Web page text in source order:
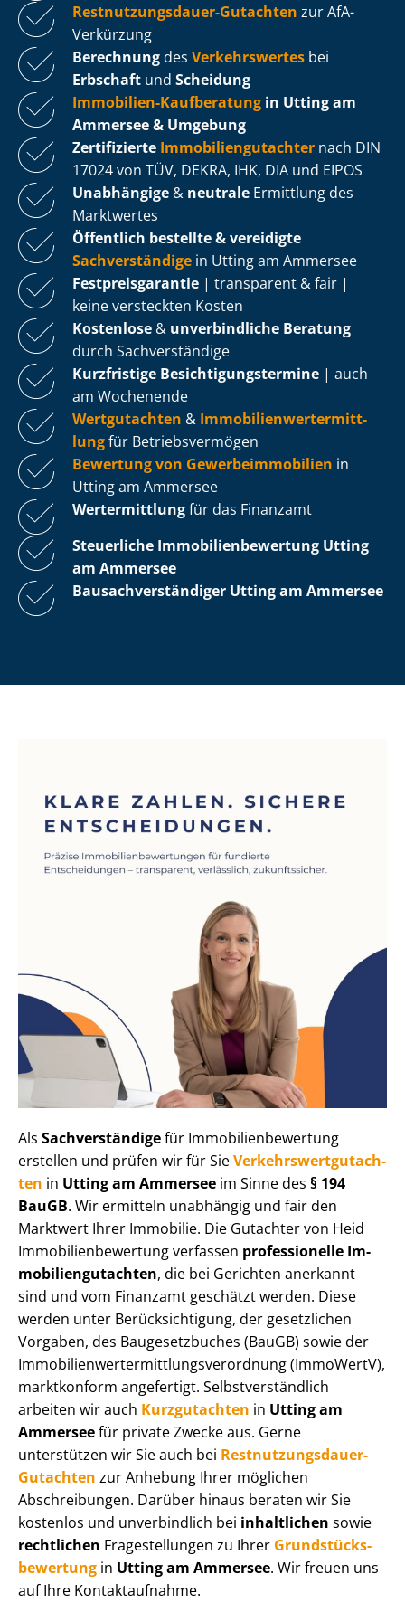
Rest­nut­zungs­dau­er-Gutachten zur AfA-
Verkürzung
Berechnung des Verkehrswertes bei
Erbschaft und Scheidung
Immobilien-Kaufberatung in Utting am
Ammersee & Umgebung
Zertifizierte Im­mo­bi­li­en­gut­ach­ter nach DIN
17024 von TÜV, DEKRA, IHK, DIA und EIPOS
Unabhängige & neutrale Ermittlung des
Marktwertes
Öffentlich bestellte & vereidigte
Sachverständige in Utting am Ammersee
Fest­preis­ga­ran­tie | transparent & fair |
keine versteckten Kosten
Kostenlose & unverbindliche Beratung
durch Sachverständige
Kurzfristige Be­sich­ti­gungs­ter­mi­ne | auch
am Wochenende
Wertgutachten & Im­mo­bi­li­en­wert­ermitt­
lungfür Be­triebs­ver­mö­gen
Bewertung von Ge­wer­be­im­mo­bi­li­en in
Utting am Ammersee
Wertermittlungfür das Finanzamt
Steuerliche Im­mo­bi­li­en­be­wer­tung Utting
am Ammersee
Bau­sach­ver­stän­di­ger Utting am Ammersee
Als Sachverständigefür Im­mo­bi­li­en­be­wer­tung
erstellen und prüfen wir für SieVer­kehrs­wert­gut­ach­
ten in Utting am Ammersee im Sinne des § 194
BauGB. Wir ermitteln unabhängig und fair den
Marktwert Ihrer Immobilie. Die Gutachter von Heid
Im­mo­bi­li­en­be­wer­tung verfassen professionelle Im­
mo­bi­li­en­gut­ach­ten, die bei Gerichten anerkannt
sind und vom Finanzamt geschätzt werden. Diese
werden unter Be­rück­sich­ti­gung, der gesetzlichen
Vorgaben, des Baugesetzbuches (BauGB) sowie der
Im­mo­bi­li­en­wert­ermitt­lungs­ver­ord­nung (ImmoWertV),
marktkonform angefertigt. Selbst­ver­ständ­lich
arbeiten wir auch Kurzgutachten in Utting am
Ammerseefür private Zwecke aus. Gerne
unterstützen wir Sie auch bei Rest­nut­zungs­dau­er-
Gutachten zur Anhebung Ihrer möglichen
Abschreibungen. Darüber hinaus beraten wir Sie
kostenlos und unverbindlich bei inhaltlichen sowie
rechtlichen Fragestellungen zu Ihrer Grund­stücks­
be­wer­tung in Utting am Ammersee. Wir freuen uns
auf Ihre Kontaktaufnahme.